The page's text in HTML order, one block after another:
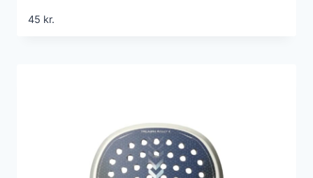
45 kr.